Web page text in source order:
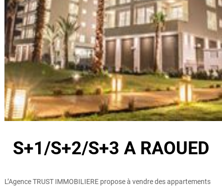
e
L
'
I
m
m
o
b
i
l
i
r
S+1/S+2/S+3 A RAOUED
L’Agence TRUST IMMOBILIERE propose à vendre des appartements